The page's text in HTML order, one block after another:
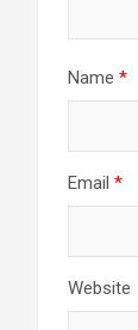
Name *
Email *
Website